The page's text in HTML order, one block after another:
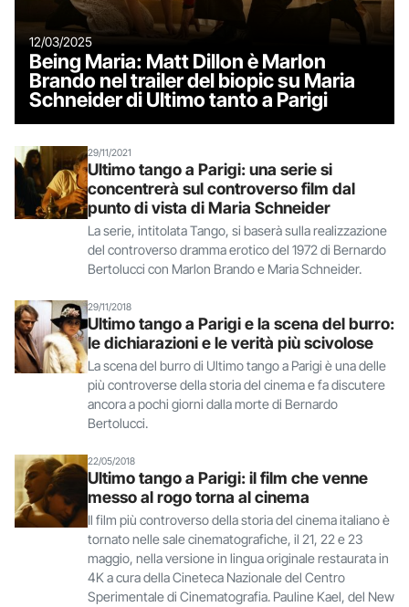
12/03/2025
Being Maria: Matt Dillon è Marlon
Brando nel trailer del biopic su Maria
Schneider di Ultimo tanto a Parigi
29/11/2021
Ultimo tango a Parigi: una serie si
concentrerà sul controverso film dal
punto di vista di Maria Schneider
La serie, intitolata Tango, si baserà sulla realizzazione
del controverso dramma erotico del 1972 di Bernardo
Bertolucci con Marlon Brando e Maria Schneider.
29/11/2018
Ultimo tango a Parigi e la scena del burro:
le dichiarazioni e le verità più scivolose
La scena del burro di Ultimo tango a Parigi è una delle
più controverse della storia del cinema e fa discutere
ancora a pochi giorni dalla morte di Bernardo
Bertolucci.
22/05/2018
Ultimo tango a Parigi: il film che venne
messo al rogo torna al cinema
Il film più controverso della storia del cinema italiano è
tornato nelle sale cinematografiche, il 21, 22 e 23
maggio, nella versione in lingua originale restaurata in
4K a cura della Cineteca Nazionale del Centro
Sperimentale di Cinematografia. Pauline Kael, del New